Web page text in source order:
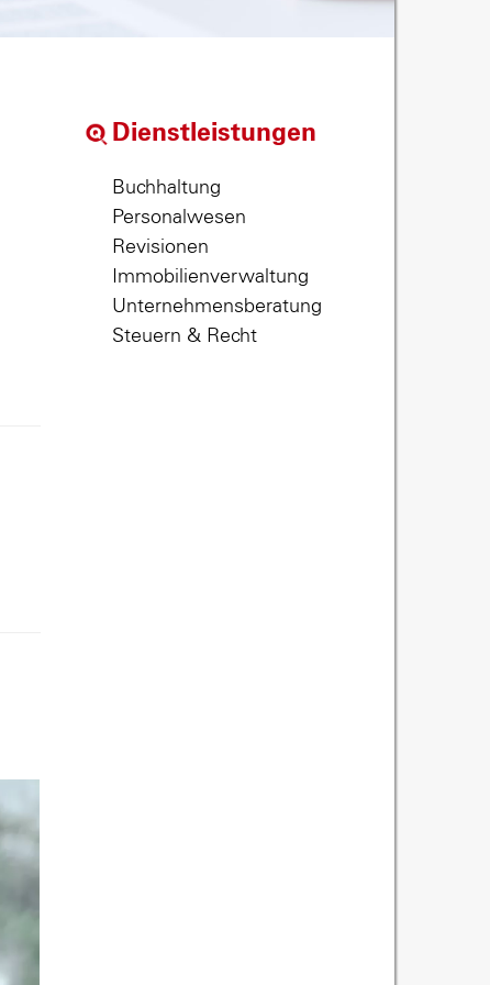
Dienstleistungen
Buchhaltung
Personalwesen
Revisionen
Immobilienverwaltung
Unternehmensberatung
Steuern & Recht